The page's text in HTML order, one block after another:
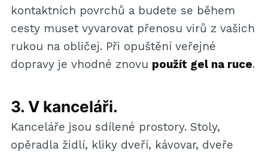
kontaktních povrchů a budete se během
cesty muset vyvarovat přenosu virů z vašich
rukou na obličej. Při opuštění veřejné
dopravy je vhodné znovu použít gel na ruce.
3. V kanceláři.
Kanceláře jsou sdílené prostory. Stoly,
opěradla židlí, kliky dveří, kávovar, dveře